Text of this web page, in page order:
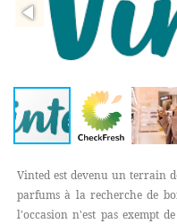
Vinted est devenu un terrain
parfums à la recherche de
l'occasion n'est pas exempt